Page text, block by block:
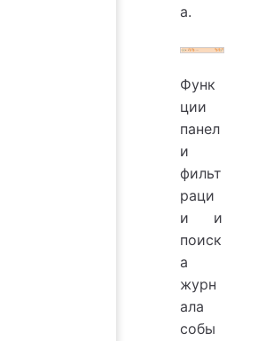
а.
Функ
ции
панел
и
фильт
раци
и и
поиск
а
журн
ала
собы